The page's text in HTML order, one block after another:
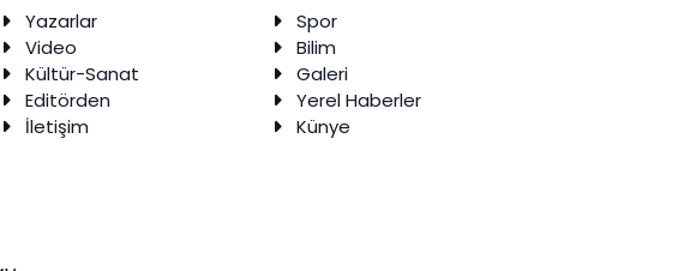
Yazarlar
Spor
Video
Bilim
Kültür-Sanat
Galeri
Editörden
Yerel Haberler
İletişim
Künye